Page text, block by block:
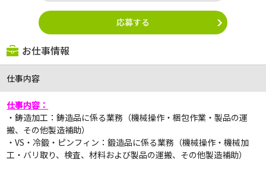
応募する
お仕事情報
仕事内容
仕事内容：
・鋳造加工：鋳造品に係る業務（機械操作・梱包作業・製品の運
搬、その他製造補助）
・VS・冷鍛・ピンフィン：鍛造品に係る業務（機械操作・機械加
工・バリ取り、検査、材料および製品の運搬、その他製造補助）